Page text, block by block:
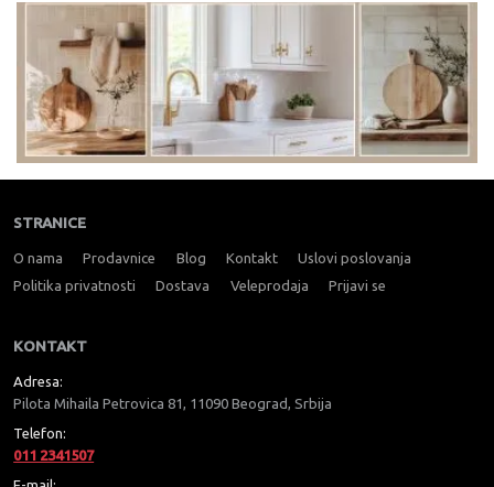
STRANICE
O nama Prodavnice Blog Kontakt
Uslovi poslovanja
Politika privatnosti
Dostava Veleprodaja Prijavi se
KONTAKT
Adresa:
Pilota Mihaila Petrovica 81, 11090 Beograd, Srbija
Telefon:
011 2341507